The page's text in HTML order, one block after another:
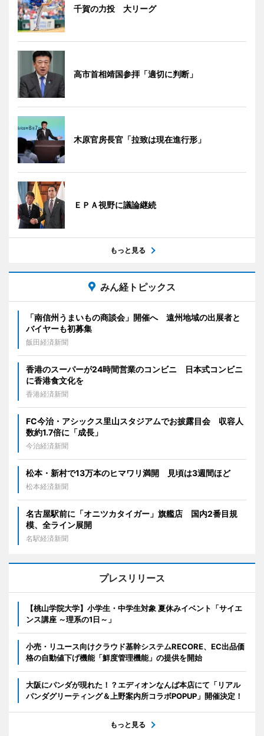
千賀の力投 大リーグ
高市首相靖国参拝「適切に判断」
木原官房長官「拉致は現在進行形」
ＥＰＡ視野に議論継続
もっと見る
みん経トピックス
「南信州うまいもの商談会」開催へ 遠州地域の出展者と
バイヤーも初募集
飯田経済新聞
香港のスーパーが24時間営業のコンビニ 日本式コンビニ
に香港食文化を
香港経済新聞
FC今治・アシックス里山スタジアムでお披露目会 収容人
数約1.7倍に「成長」
今治経済新聞
松本・新村で13万本のヒマワリ満開 見頃は3週間ほど
松本経済新聞
名古屋駅前に「オニツカタイガー」旗艦店 国内2番目規
模、全ライン展開
名駅経済新聞
プレスリリース
【桃山学院大学】小学生・中学生対象 夏休みイベント「サイエ
ンス講座 ～理系の1日～」
小売・リユース向けクラウド基幹システムRECORE、EC出品価
格の自動値下げ機能「鮮度管理機能」の提供を開始
大阪にパンダが現れた！？エディオンなんば本店にて「リアル
パンダグリーティング＆上野案内所コラボPOPUP」開催決定！
もっと見る